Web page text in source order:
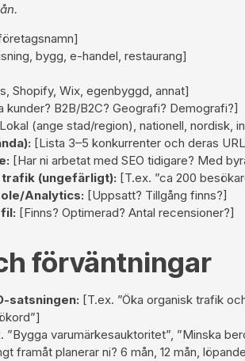
bygg, e-handel, restaurang]
Shopify, Wix, egenbyggd, annat]
kunder? B2B/B2C? Geografi? Demografi?]
(ange stad/region), nationell, nordisk,
[Lista 3–5 konkurrenter och deras
[Har ni arbetat med SEO tidigare? Med
(ungefärligt): [T.ex. ”ca 200
Analytics: [Uppsatt? Tillgång finns?]
[Finns? Optimerad? Antal recensioner?]
förväntningar
satsningen: [T.ex. ”Öka organisk trafik
”Bygga varumärkesauktoritet”, ”Minska
framåt planerar ni? 6 mån, 12 mån,